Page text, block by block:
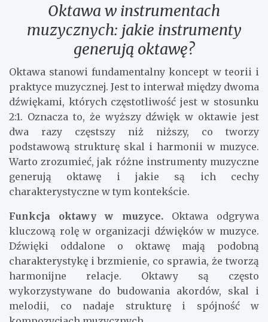
Oktawa w instrumentach
muzycznych: jakie instrumenty
generują oktawę?
Oktawa stanowi fundamentalny koncept w teorii i
praktyce muzycznej. Jest to interwał między dwoma
dźwiękami, których częstotliwość jest w stosunku
2:1. Oznacza to, że wyższy dźwięk w oktawie jest
dwa razy częstszy niż niższy, co tworzy
podstawową strukturę skal i harmonii w muzyce.
Warto zrozumieć, jak różne instrumenty muzyczne
generują oktawę i jakie są ich cechy
charakterystyczne w tym kontekście.
Funkcja oktawy w muzyce. Oktawa odgrywa
kluczową rolę w organizacji dźwięków w muzyce.
Dźwięki oddalone o oktawę mają podobną
charakterystykę i brzmienie, co sprawia, że tworzą
harmonijne relacje. Oktawy są często
wykorzystywane do budowania akordów, skal i
melodii, co nadaje strukturę i spójność w